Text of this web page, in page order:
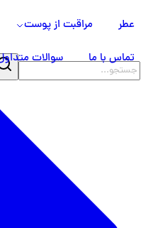
مراقبت از پوست
تماس با ما سوالات متداول